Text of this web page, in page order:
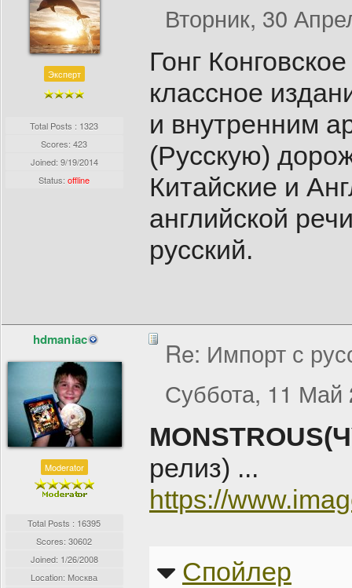
Эксперт
Total Posts : 1323
Scores: 423
Joined: 9/19/2014
Status:offline
Вторник, 30
Гонг
классное
и внутренним
(Русскую)
Китайские и
английской
русский.
hdmaniac
Moderator
Total Posts : 16395
Scores: 30602
Joined: 1/26/2008
Location: Москва
Re: Импорт с
Суббота, 11 Май
релиз) ...
https://
Спойлер